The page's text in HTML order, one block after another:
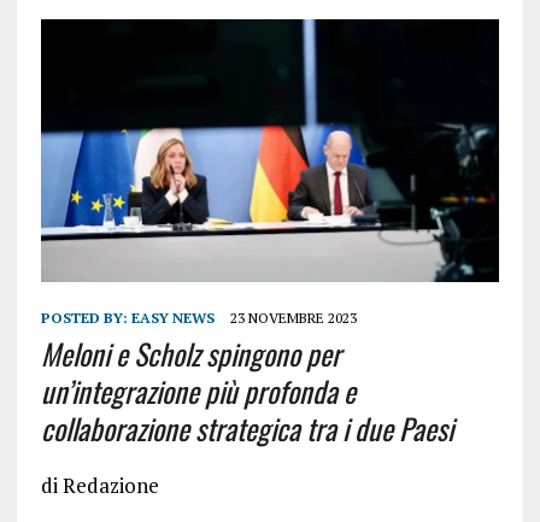
POSTED BY: EASY NEWS 23 NOVEMBRE 2023
Meloni e Scholz spingono per
un’integrazione più profonda e
collaborazione strategica tra i due Paesi
di Redazione